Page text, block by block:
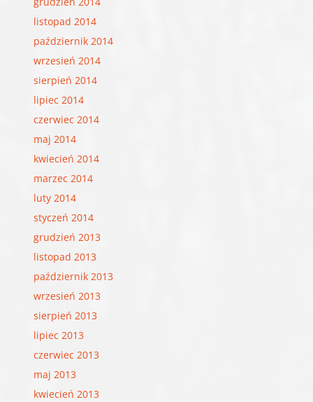
listopad 2014
październik 2014
wrzesień 2014
sierpień 2014
lipiec 2014
czerwiec 2014
maj 2014
kwiecień 2014
marzec 2014
luty 2014
styczeń 2014
grudzień 2013
listopad 2013
październik 2013
wrzesień 2013
sierpień 2013
lipiec 2013
czerwiec 2013
maj 2013
kwiecień 2013